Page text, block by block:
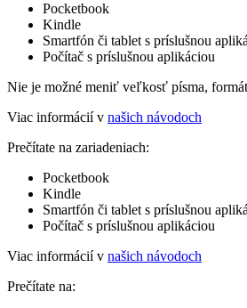
Pocketbook
Kindle
Smartfón či tablet s príslušnou
Počítač s príslušnou aplikáciou
Nie je možné meniť veľkosť písma,
Viac informácií v našich návodoch
Prečítate na zariadeniach:
Pocketbook
Kindle
Smartfón či tablet s príslušnou
Počítač s príslušnou aplikáciou
Viac informácií v našich návodoch
Prečítate na: